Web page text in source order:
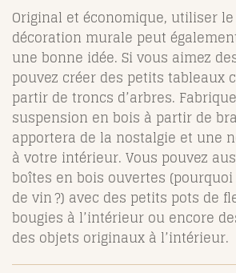
Original et économique, utiliser
décoration murale peut
une bonne idée. Si vous aimez
pouvez créer des petits tableaux
partir de troncs d’arbres.
suspension en bois à partir de
apportera de la nostalgie et une
à votre intérieur. Vous pouvez
boîtes en bois ouvertes
de vin ?) avec des petits pots de
bougies à l’intérieur ou encore
des objets originaux à l’intérieur.